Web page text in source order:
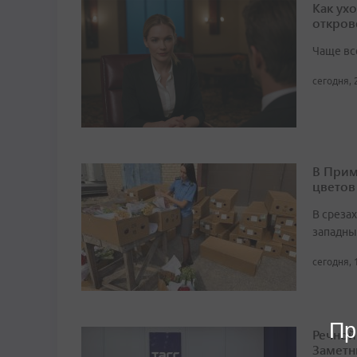
Как
Чаще
сегодня,
В
В
сегодня,